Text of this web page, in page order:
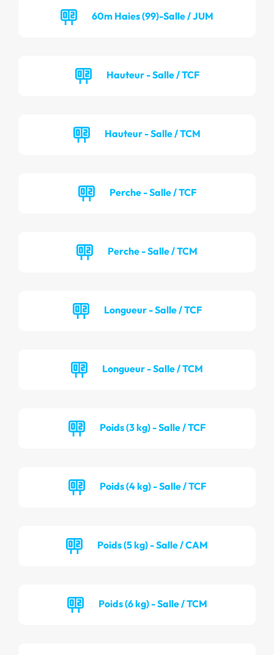
60m Haies (99)-Salle / JUM
Hauteur - Salle / TCF
Hauteur - Salle / TCM
Perche - Salle / TCF
Perche - Salle / TCM
Longueur - Salle / TCF
Longueur - Salle / TCM
Poids (3 kg) - Salle / TCF
Poids (4 kg) - Salle / TCF
Poids (5 kg) - Salle / CAM
Poids (6 kg) - Salle / TCM